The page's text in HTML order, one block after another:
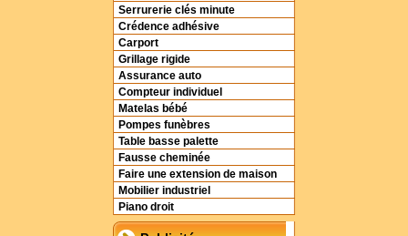
Serrurerie clés minute
Crédence adhésive
Carport
Grillage rigide
Assurance auto
Compteur individuel
Matelas bébé
Pompes funèbres
Table basse palette
Fausse cheminée
Faire une extension de maison
Mobilier industriel
Piano droit